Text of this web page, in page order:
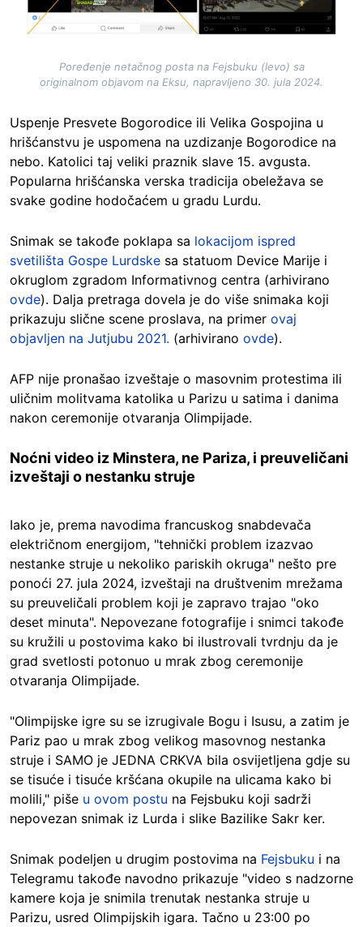
Poređenje netačnog posta na Fejsbuku (levo) sa
originalnom objavom na Eksu, napravljeno 30. jula 2024.
Uspenje Presvete Bogorodice ili Velika Gospojina u
hrišćanstvu je uspomena na uzdizanje Bogorodice na
nebo. Katolici taj veliki praznik slave 15. avgusta.
Popularna hrišćanska verska tradicija obeležava se
svake godine hodočaćem u gradu Lurdu.
Snimak se takođe poklapa sa lokacijom ispred
svetilišta Gospe Lurdske sa statuom Device Marije i
okruglom zgradom Informativnog centra (arhivirano
ovde). Dalja pretraga dovela je do više snimaka koji
prikazuju slične scene proslava, na primer ovaj
objavljen na Jutjubu 2021. (arhivirano ovde).
AFP nije pronašao izveštaje o masovnim protestima ili
uličnim molitvama katolika u Parizu u satima i danima
nakon ceremonije otvaranja Olimpijade.
Noćni video iz Minstera, ne Pariza, i preuveličani
izveštaji o nestanku struje
Iako je, prema navodima francuskog snabdevača
električnom energijom, "tehnički problem izazvao
nestanke struje u nekoliko pariskih okruga" nešto pre
ponoći 27. jula 2024, izveštaji na društvenim mrežama
su preuveličali problem koji je zapravo trajao "oko
deset minuta". Nepovezane fotografije i snimci takođe
su kružili u postovima kako bi ilustrovali tvrdnju da je
grad svetlosti potonuo u mrak zbog ceremonije
otvaranja Olimpijade.
"Olimpijske igre su se izrugivale Bogu i Isusu, a zatim je
Pariz pao u mrak zbog velikog masovnog nestanka
struje i SAMO je JEDNA CRKVA bila osvijetljena gdje su
se tisuće i tisuće kršćana okupile na ulicama kako bi
molili," piše u ovom postu na Fejsbuku koji sadrži
nepovezan snimak iz Lurda i slike Bazilike Sakr ker.
Snimak podeljen u drugim postovima na Fejsbuku i na
Telegramu takođe navodno prikazuje "video s nadzorne
kamere koja je snimila trenutak nestanka struje u
Parizu, usred Olimpijskih igara. Tačno u 23:00 po